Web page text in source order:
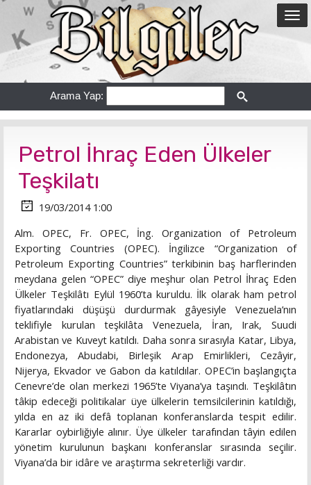
Arama Yap:
Petrol İhraç Eden Ülkeler
Teşkilatı
19/03/2014 1:00
Alm. OPEC, Fr. OPEC, İng. Organization of Petroleum
Exporting Countries (OPEC). İngilizce “Organization of
Petroleum Exporting Countries” terkibinin baş harflerinden
meydana gelen “OPEC” diye meşhur olan Petrol İhraç Eden
Ülkeler Teşkilâtı Eylül 1960’ta kuruldu. İlk olarak ham petrol
fiyatlarındaki düşüşü durdurmak gâyesiyle Venezuela’nın
teklifiyle kurulan teşkilâta Venezuela, İran, Irak, Suudi
Arabistan ve Kuveyt katıldı. Daha sonra sırasıyla Katar, Libya,
Endonezya, Abudabi, Birleşik Arap Emirlikleri, Cezâyir,
Nijerya, Ekvador ve Gabon da katıldılar. OPEC’in başlangıçta
Cenevre’de olan merkezi 1965’te Viyana’ya taşındı. Teşkilâtın
tâkip edeceği politikalar üye ülkelerin temsilcilerinin katıldığı,
yılda en az iki defâ toplanan konferanslarda tespit edilir.
Kararlar oybirliğiyle alınır. Üye ülkeler tarafından tâyin edilen
yönetim kurulunun başkanı konferanslar sırasında seçilir.
Viyana’da bir idâre ve araştırma sekreterliği vardır.